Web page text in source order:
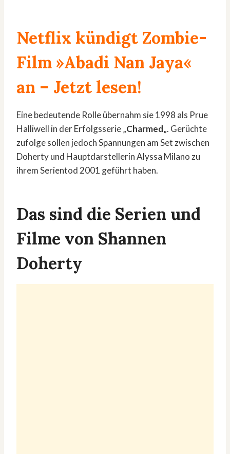
Netflix kündigt Zombie-
Film »Abadi Nan Jaya«
an – Jetzt lesen!
Eine bedeutende Rolle übernahm sie 1998 als Prue
Halliwell in der Erfolgsserie „Charmed„. Gerüchte
zufolge sollen jedoch Spannungen am Set zwischen
Doherty und Hauptdarstellerin Alyssa Milano zu
ihrem Serientod 2001 geführt haben.
Das sind die Serien und
Filme von Shannen
Doherty